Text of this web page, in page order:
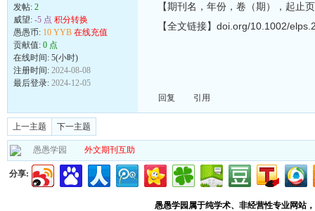
发帖: 2
威望: -5 点 积分转换
愚愚币: 10 YYB 在线充值
贡献值: 0 点
在线时间: 5(小时)
注册时间: 2024-08-08
最后登录: 2024-12-05
【期刊名，年份，卷（期），起
【全文链接】doi.org/10.1002/
回复 引用
上一主题 下一主题
愚愚学园 外文期刊互助
分享:
愚愚学园属于纯学术、非经营性专业网站